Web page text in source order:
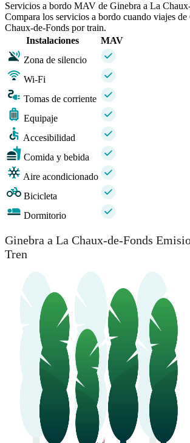
Servicios a bordo MAV de Ginebra a La
Compara los servicios a bordo cuando viajes
Chaux-de-Fonds por train.
Instalaciones
MAV
Zona de silencio
Wi-Fi
Tomas de corriente
Equipaje
Accesibilidad
Comida y bebida
Aire acondicionado
Bicicleta
Dormitorio
Ginebra a La Chaux-de-Fonds
Tren